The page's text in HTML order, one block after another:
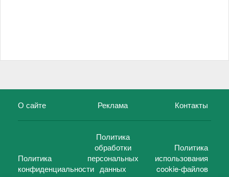
О сайте Реклама Контакты
Политика
конфиденциальности
Политика
обработки
персональных
данных
Политика
использования
cookie-файлов